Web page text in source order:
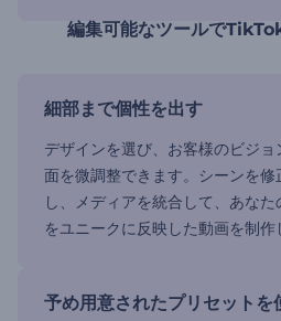
編集可能なツールで
細部まで個性を出す
デザインを選び、お客様のビジ
面を微調整できます。シーンを修
し、メディアを統合して、あな
をユニークに反映した動画を制作
予め用意されたプリセットを